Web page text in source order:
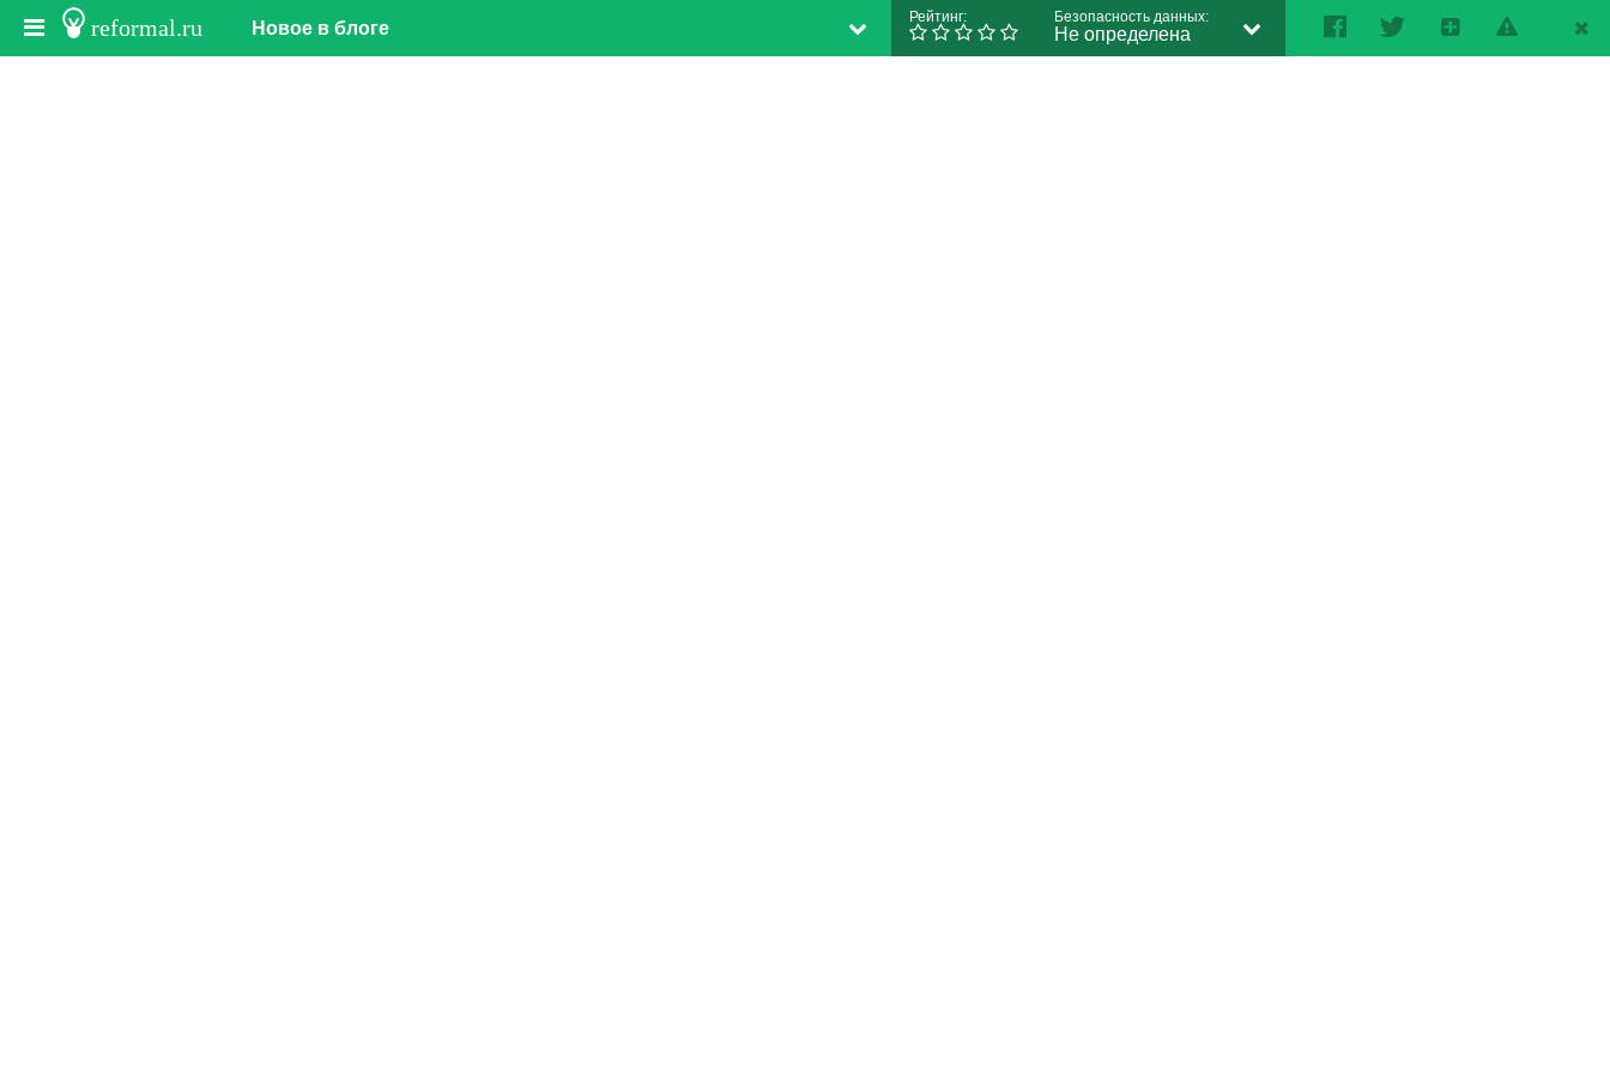
reformal.ru Рейтинг: Безопасность данных:
Не определена
Новое в блоге